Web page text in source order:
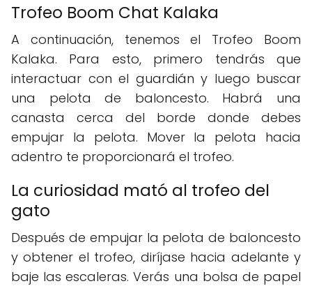
Trofeo Boom Chat Kalaka
A continuación, tenemos el Trofeo Boom
Kalaka. Para esto, primero tendrás que
interactuar con el guardián y luego buscar
una pelota de baloncesto. Habrá una
canasta cerca del borde donde debes
empujar la pelota. Mover la pelota hacia
adentro te proporcionará el trofeo.
La curiosidad mató al trofeo del
gato
Después de empujar la pelota de baloncesto
y obtener el trofeo, diríjase hacia adelante y
baje las escaleras. Verás una bolsa de papel